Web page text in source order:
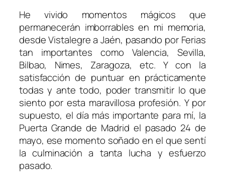
He vivido momentos mágicos que
permanecerán imborrables en mi memoria,
desde Vistalegre a Jaén, pasando por Ferias
tan importantes como Valencia, Sevilla,
Bilbao, Nimes, Zaragoza, etc. Y con la
satisfacción de puntuar en prácticamente
todas y ante todo, poder transmitir lo que
siento por esta maravillosa profesión. Y por
supuesto, el día más importante para mí, la
Puerta Grande de Madrid el pasado 24 de
mayo, ese momento soñado en el que sentí
la culminación a tanta lucha y esfuerzo
pasado.